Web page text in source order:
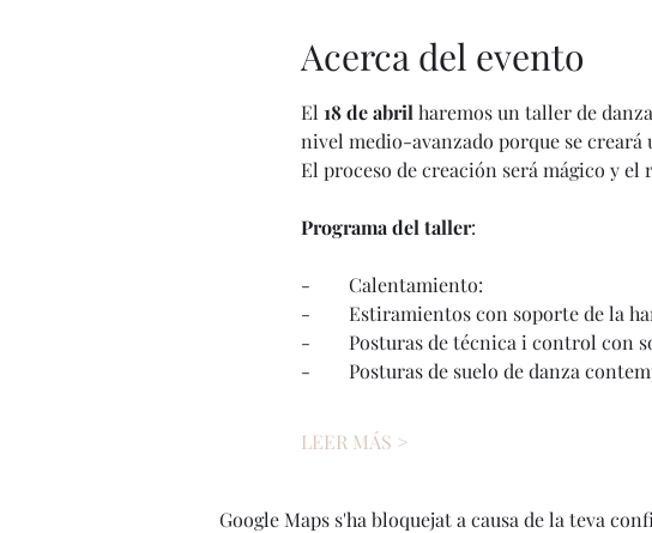
Acerca del evento
El 18 de abril haremos un taller de
nivel medio-avanzado porque se
El proceso de creación será mágico y el
Programa del taller:
-        Calentamiento:
-        Estiramientos con soporte de la
-        Posturas de técnica i control con
-        Posturas de suelo de danza
LEER MÁS >
Google Maps s'ha bloquejat a causa de la teva